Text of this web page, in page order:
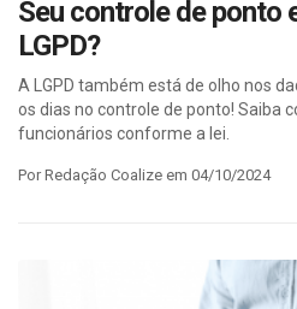
Seu controle de ponto
LGPD?
A LGPD também está de olho nos
os dias no controle de ponto! Saiba
funcionários conforme a lei.
Por Redação Coalize em 04/10/2024